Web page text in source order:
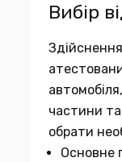
Вибір
частини
обрати
Основне